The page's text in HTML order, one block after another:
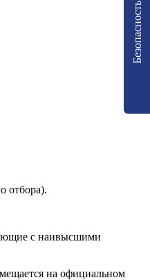
отбора).
с наивысшими
на официальном
Безопасность